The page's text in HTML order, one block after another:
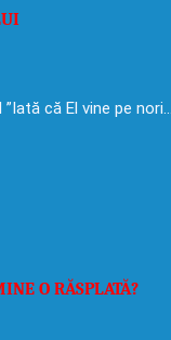
”Iată că El vine pe
O RĂSPLATĂ?